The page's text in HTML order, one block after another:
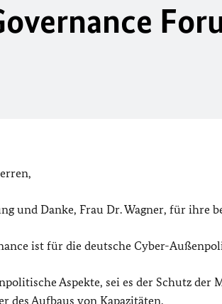
und Danke, Frau Dr. Wagner, für ihre
ist für die deutsche Cyber-
Aspekte, sei es der Schutz
des Aufbaus von Kapazitäten.